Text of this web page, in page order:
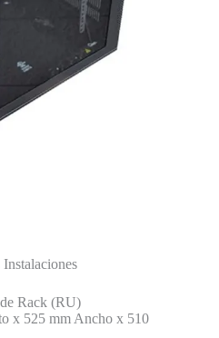
Rack (RU)
x 525 mm Ancho x 510